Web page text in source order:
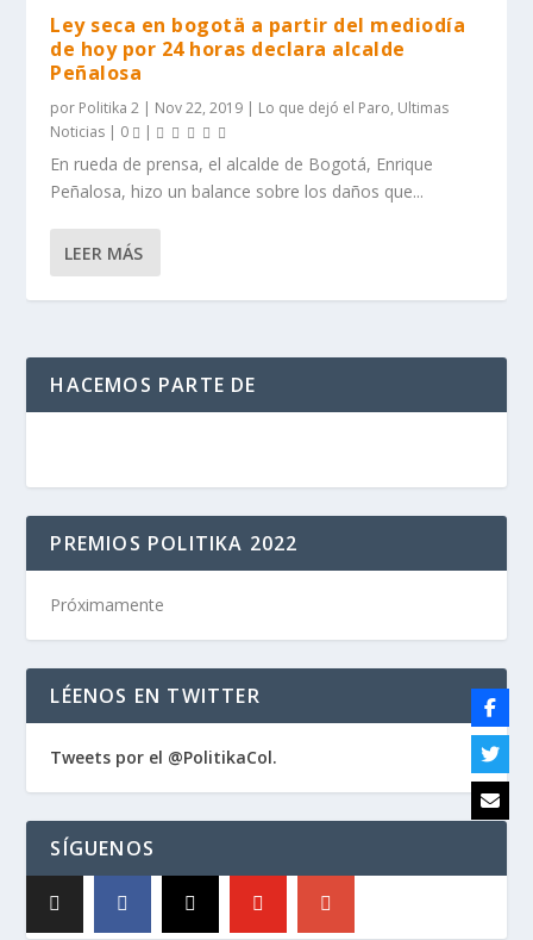
Ley seca en bogotä a partir del mediodía
de hoy por 24 horas declara alcalde
Peñalosa
por Politika 2 | Nov 22, 2019 | Lo que dejó el Paro, Ultimas
Noticias | 0 |
En rueda de prensa, el alcalde de Bogotá, Enrique
Peñalosa, hizo un balance sobre los daños que...
LEER MÁS
HACEMOS PARTE DE
PREMIOS POLITIKA 2022
Próximamente
LÉENOS EN TWITTER
Tweets por el @PolitikaCol.
SÍGUENOS